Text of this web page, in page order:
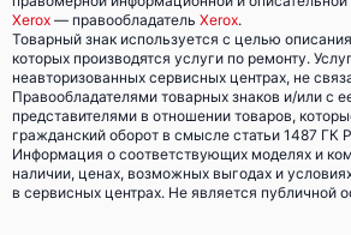
Xerox — правообладатель Xerox.
Товарный знак используется с целью
которых производятся услуги по ремонту.
неавторизованных сервисных центрах, не
Правообладателями товарных знаков и/или с
представителями в отношении товаров,
гражданский оборот в смысле статьи 1487 ГК
Информация о соответствующих моделях и
наличии, ценах, возможных выгодах и
в сервисных центрах. Не является публичной